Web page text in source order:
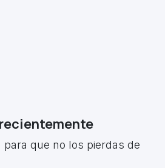
para que no los pierdas de